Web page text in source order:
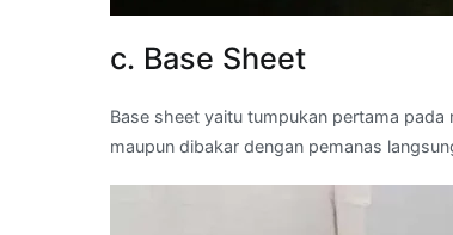
c. Base Sheet
Base sheet yaitu tumpukan pertama
maupun dibakar dengan pemanas